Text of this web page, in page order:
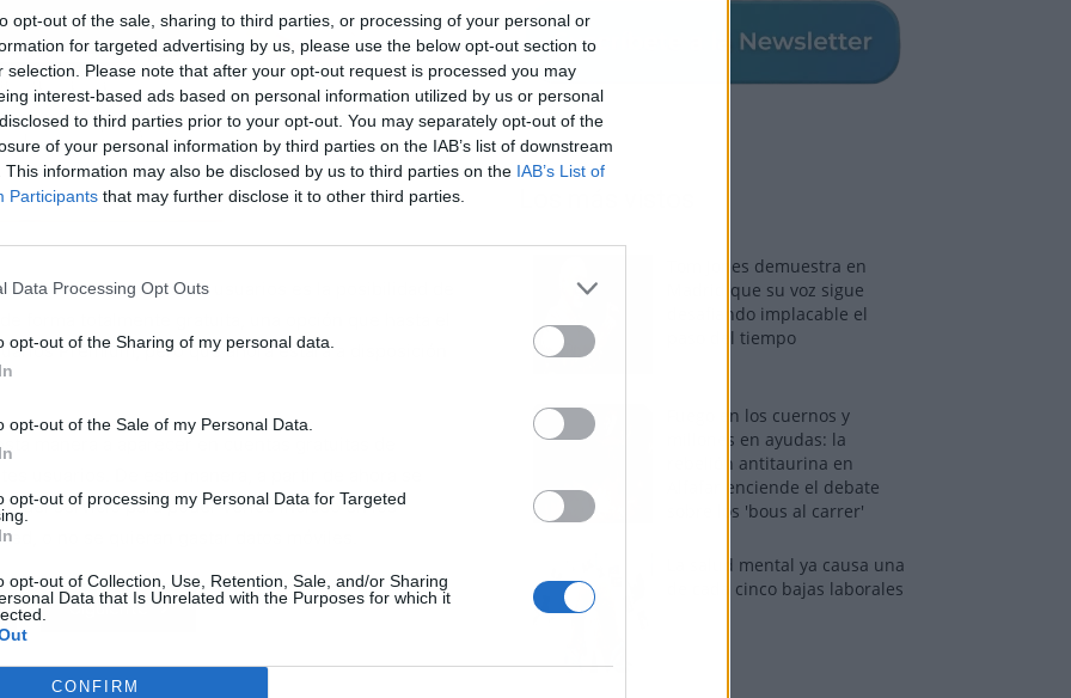
opt-out of the sale, sharing to third parties, or processing of your personal or
for targeted advertising by us, please use the below opt-out section to
selection. Please note that after your opt-out request is processed you may
interest-based ads based on personal information utilized by us or personal
to third parties prior to your opt-out. You may separately opt-out of the
of your personal information by third parties on the IAB’s list of downstream
This information may also be disclosed by us to third parties on the IAB’s List of
Participants that may further disclose it to other third parties.
Data Processing Opt Outs
opt-out of the Sharing of my personal data.
opt-out of the Sale of my Personal Data.
opt-out of processing my Personal Data for Targeted
opt-out of Collection, Use, Retention, Sale, and/or Sharing
Data that Is Unrelated with the Purposes for which it
CONFIRM
para todos los usuarios es la posibilidad de
Premium, pero que ahora estará a disposición
manera a aparecer en cuentas gratuitas de
usuarios. De esta manera, a partir de ahora se
del servicio para poder verlos incluso en los
o no se quieran gastar datos móviles.
Siguiente
Tom Jones demuestra en
Madrid que su voz sigue
desafiando implacable el
paso del tiempo
Fuego en los cuernos y
millones en ayudas: la
rebelión antitaurina en
Alfafar enciende el debate
sobre los 'bous al carrer'
La salud mental ya causa una
de cada cinco bajas laborales